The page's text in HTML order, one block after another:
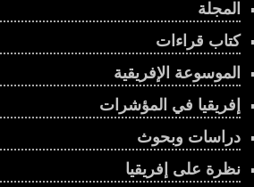
المجلة
كتاب قراءات
الموسوعة الإفريقية
إفريقيا في المؤشرات
دراسات وبحوث
نظرة على إفريقيا